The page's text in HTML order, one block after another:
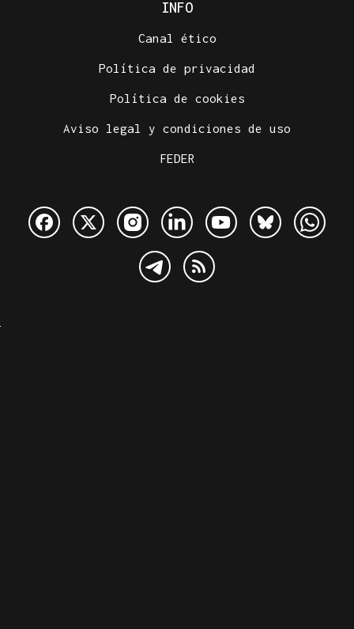
INFO
Canal ético
Política de privacidad
Política de cookies
Aviso legal y condiciones de uso
FEDER